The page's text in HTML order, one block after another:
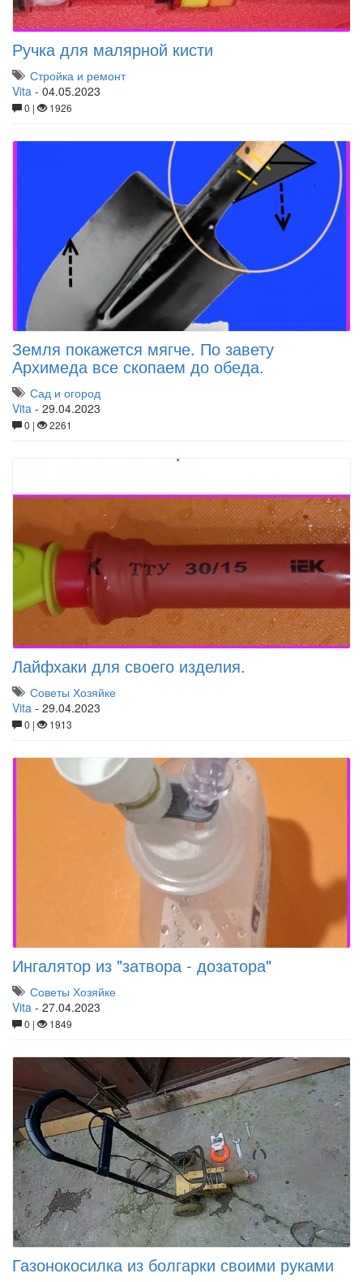
Ручка для малярной кисти
Стройка и ремонт
Vita - 04.05.2023
0 | 1926
Земля покажется мягче. По завету
Архимеда все скопаем до обеда.
Сад и огород
Vita - 29.04.2023
0 | 2261
Лайфхаки для своего изделия.
Советы Хозяйке
Vita - 29.04.2023
0 | 1913
Ингалятор из "затвора - дозатора"
Советы Хозяйке
Vita - 27.04.2023
0 | 1849
Газонокосилка из болгарки своими руками